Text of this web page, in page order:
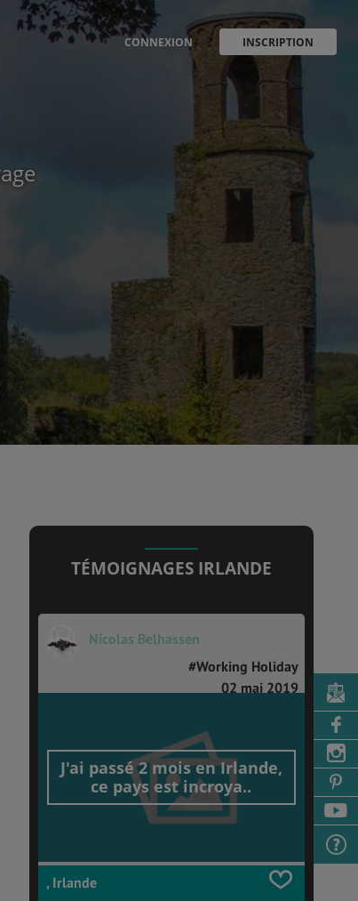
CONNEXION INSCRIPTION
TÉMOIGNAGES IRLANDE
Nicolas Belhassen
#Working Holiday
02 mai 2019
J'ai passé 2 mois en Irlande,
ce pays est incroya..
, Irlande